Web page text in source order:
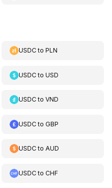
USDCtoPLN
USDCtoUSD
USDCtoVND
USDCtoGBP
USDCtoAUD
USDCtoCHF